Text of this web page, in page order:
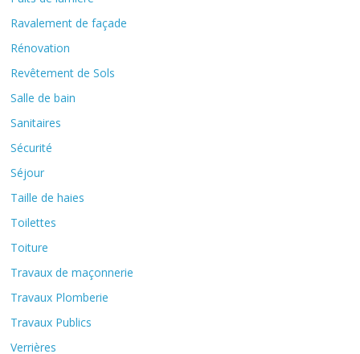
Ravalement de façade
Rénovation
Revêtement de Sols
Salle de bain
Sanitaires
Sécurité
Séjour
Taille de haies
Toilettes
Toiture
Travaux de maçonnerie
Travaux Plomberie
Travaux Publics
Verrières